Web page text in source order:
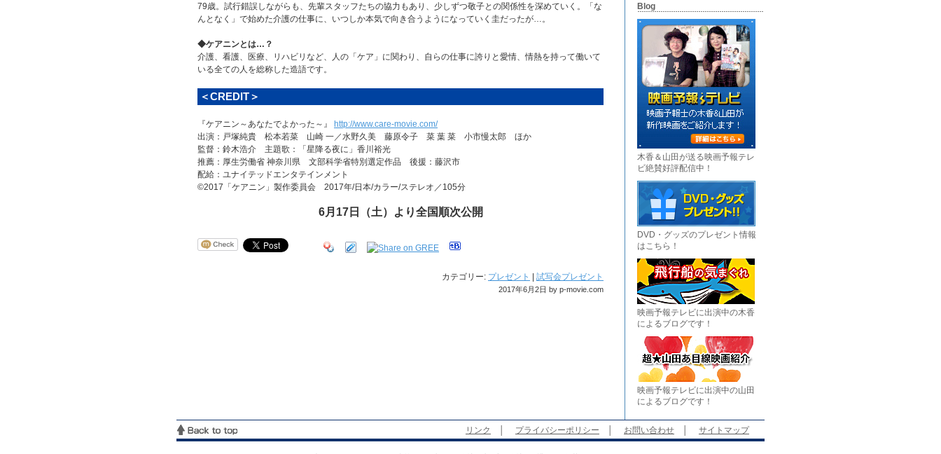
79歳。試行錯誤しながらも、先輩スタッフたちの協力もあり、少しずつ敬子との関係性を深めていく。「な
んとなく」で始めた介護の仕事に、いつしか本気で向き合うようになっていく圭だったが…。
◆ケアニンとは…？
介護、看護、医療、リハビリなど、人の「ケア」に関わり、自らの仕事に誇りと愛情、情熱を持って働いて
いる全ての人を総称した造語です。
＜CREDIT＞
『ケアニン～あなたでよかった～』
http://www.care-movie.com/
出演：戸塚純貴 松本若菜 山崎 一／水野久美 藤原令子 菜 葉 菜 小市慢太郎 ほか
監督：鈴木浩介 主題歌：「星降る夜に」香川裕光
推薦：厚生労働省 神奈川県 文部科学省特別選定作品 後援：藤沢市
配給：ユナイテッドエンタテインメント
©2017「ケアニン」製作委員会 2017年/日本/カラー/ステレオ／105分
6月17日（土）より全国順次公開
カテゴリー: プレゼント 試写会プレゼント
2017年6月2日 by p-movie.com
Blog
木香＆山田が送る映画予報テレ
ビ絶賛好評配信中！
DVD・グッズのプレゼント情報
はこちら！
映画予報テレビに出演中の木香
によるブログです！
映画予報テレビに出演中の山田
によるブログです！
リンク プライバシーポリシー お問い合わせ サイトマップ